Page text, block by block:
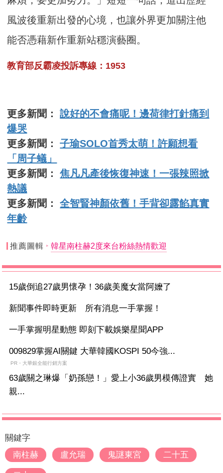
風波後重新出發的心境，也讓外界更加關注他
能否憑藉新作重新站穩演藝圈。
教育部反霸凌投訴專線：1953
更多新聞：說好的不會痛呢！邊荷律打針痛到
爆哭
更多新聞：子瑜SOLO首秀太萌！許願想看
「周子蟻」
更多新聞：焦凡凡產後恢復神速！一張辣照掀
熱議
更多新聞：全智賢神顏依舊！手背卻露餡真實
年齡
推薦圖輯 韓星南柱赫2度來台粉絲熱情歡迎
15歲倒追27歲男懷孕！36歲美魔女當阿嬤了
新聞事件即時更新 所有消息一手掌握！
一手掌握明星動態 即刻下載娛樂星聞APP
009829掌握AI關鍵 大華韓國KOSPI 50今強...
PR・大華銀全能行銷方案
63歲關之琳爆「奶孫戀！」愛上小36歲男模傳證實 她
親...
關鍵字
南柱赫
盧允瑞 鬼謎東宮 二十五